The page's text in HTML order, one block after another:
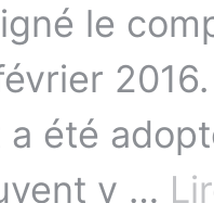
le
été
y …